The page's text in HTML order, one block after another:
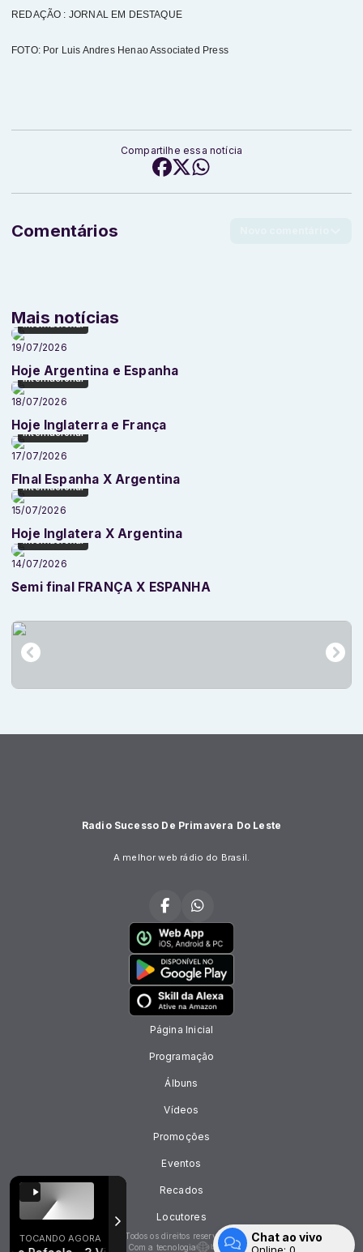
TOCANDO AGORA
REDAÇÃO : JORNAL EM DESTAQUE
FOTO: Por Luis Andres Henao Associated Press
Compartilhe essa notícia
Comentários
Mais notícias
Internacional
19/07/2026
Hoje Argentina e Espanha
Internacional
18/07/2026
Hoje Inglaterra e França
Internacional
17/07/2026
FInal Espanha X Argentina
Internacional
15/07/2026
Hoje Inglatera X Argentina
Internacional
14/07/2026
Semi final FRANÇA X ESPANHA
Radio Sucesso De Primavera Do Leste
A melhor web rádio do Brasil.
Página Inicial
Programação
Álbuns
Vídeos
Promoções
Eventos
Recados
Locutores
Todos os direitos reservados.
Com a tecnologia
Chat ao vivo